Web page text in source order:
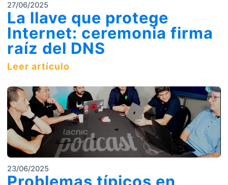
27/06/2025
La llave que protege
Internet: ceremonia firma
raíz del DNS
Leer artículo
23/06/2025
Problemas típicos en